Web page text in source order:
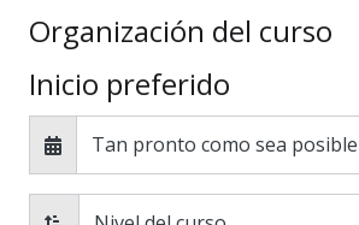
Organización del curso
Inicio preferido